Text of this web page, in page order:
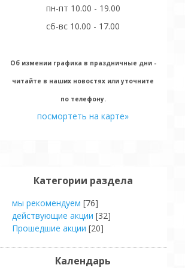
пн-пт 10.00 - 19.00
сб-вс 10.00 - 17.00
Об измении графика в праздничные дни -
читайте в наших новостях или уточните
по телефону.
посмортеть на карте»
Категории раздела
мы рекомендуем [76]
действующие акции [32]
Прошедшие акции [20]
Календарь